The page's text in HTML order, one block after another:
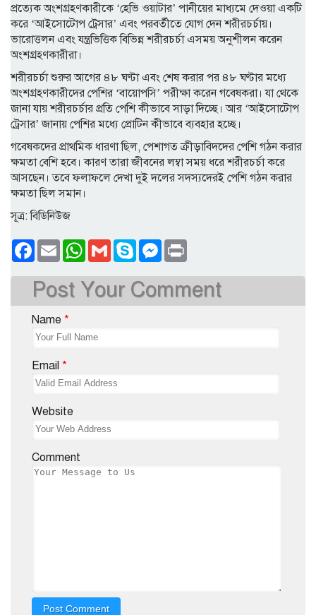
প্রত্যেক অংশগ্রহণকারীকে ‘হেভি ওয়াটার’ পানীয়ের মাধ্যমে দেওয়া একটি
করে ‘আইসোটোপ ট্রেসার’ এবং পরবর্তীতে যোগ দেন শরীরচর্চায়।
ভারোত্তলন এবং যন্ত্রভিত্তিক বিভিন্ন শরীরচর্চা এসময় অনুশীলন করেন
অংশগ্রহণকারীরা।
শরীরচর্চা শুরুর আগের ৪৮ ঘণ্টা এবং শেষ করার পর ৪৮ ঘণ্টার মধ্যে
অংশগ্রহণকারীদের পেশির ‘বায়োপসি’ পরীক্ষা করেন গবেষকরা। যা থেকে
জানা যায় শরীরচর্চার প্রতি পেশি কীভাবে সাড়া দিচ্ছে। আর ‘আইসোটোপ
ট্রেসার’ জানায় পেশির মধ্যে প্রোটিন কীভাবে ব্যবহার হচ্ছে।
গবেষকদের প্রাথমিক ধারণা ছিল, পেশাগত ক্রীড়াবিদদের পেশি গঠন করার
ক্ষমতা বেশি হবে। কারণ তারা জীবনের লম্বা সময় ধরে শরীরচর্চা করে
আসছেন। তবে ফলাফলে দেখা দুই দলের সদস্যদেরই পেশি গঠন করার
ক্ষমতা ছিল সমান।
সূত্র: বিডিনিউজ
Facebook
Email WhatsApp
Gmail SkypeMessenger
Post Your Comment
Name *
Email *
Website
Comment